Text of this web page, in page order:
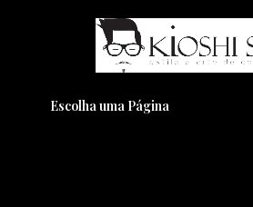
Escolha uma Página
Pensando em
Visual??